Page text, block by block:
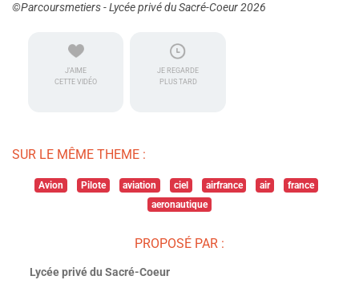
©Parcoursmetiers - Lycée privé du Sacré-Coeur 2026
J'AIME
CETTE VIDÉO
JE REGARDE
PLUS TARD
SUR LE MÊME THEME :
Avion Pilote aviation ciel airfrance air
france
aeronautique
PROPOSÉ PAR :
Lycée privé du Sacré-Coeur